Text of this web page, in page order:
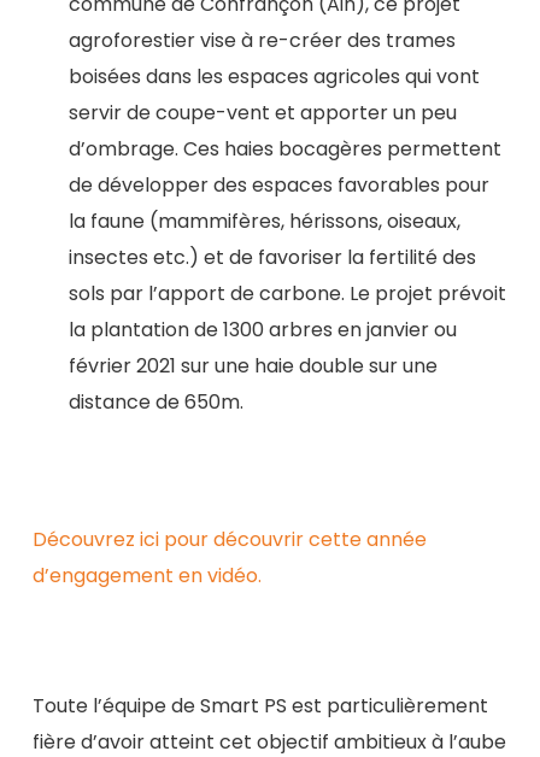
agroforestier vise à re-créer des trames
boisées dans les espaces agricoles qui vont
servir de coupe-vent et apporter un peu
d’ombrage. Ces haies bocagères permettent
de développer des espaces favorables pour
la faune (mammifères, hérissons, oiseaux,
insectes etc.) et de favoriser la fertilité des
sols par l’apport de carbone. Le projet prévoit
la plantation de 1300 arbres en janvier ou
février 2021 sur une haie double sur une
distance de 650m.
Découvrez ici pour découvrir cette année
d’engagement en vidéo.
Toute l’équipe de Smart PS est particulièrement
fière d’avoir atteint cet objectif ambitieux à l’aube